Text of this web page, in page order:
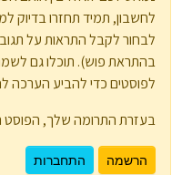
לחשבון, תמיד תחזרו בדיוק
לבחור לקבל התראות על
לפוסטים כדי להביע הערכה
בעזרת התרומה שלך, הפוסט
הרשמה התחברות